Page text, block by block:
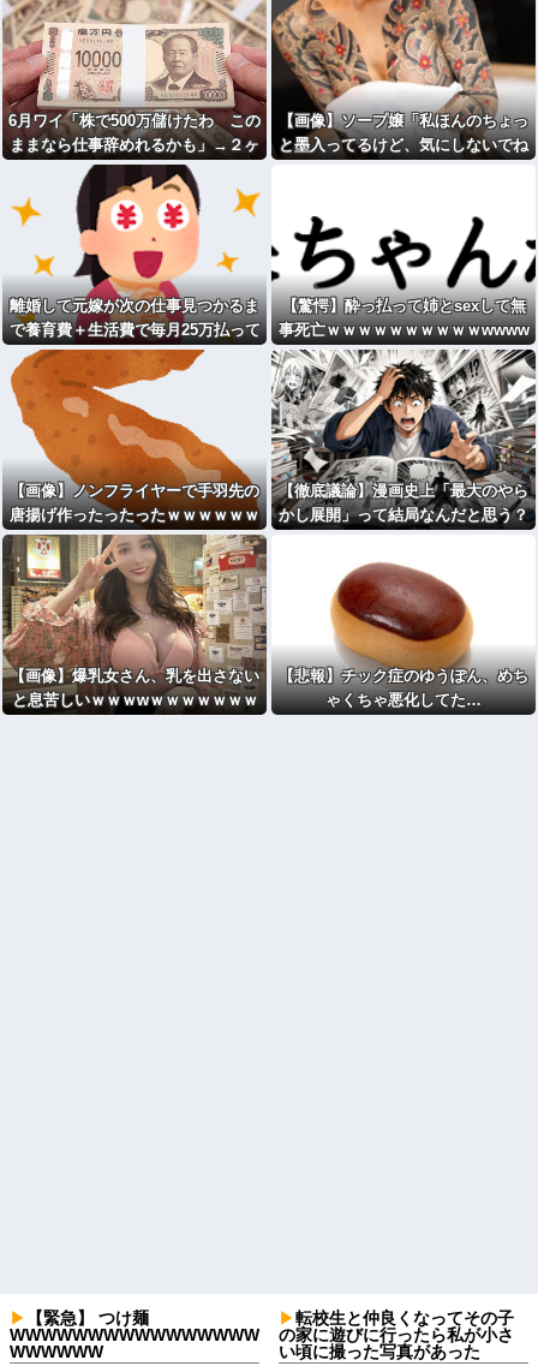
6月ワイ「株で500万儲けたわ この
ままなら仕事辞めれるかも」→２ヶ
月後...
【画像】ソープ嬢「私ほんのちょっ
と墨入ってるけど、気にしないでね
離婚して元嫁が次の仕事見つかるま
で養育費＋生活費で毎月25万払って
る
【驚愕】酔っ払って姉とsexして無
事死亡ｗｗｗｗｗｗｗｗｗｗwwww
【画像】ノンフライヤーで手羽先の
唐揚げ作ったったったｗｗｗｗｗｗ
ｗ
【徹底議論】漫画史上「最大のやら
かし展開」って結局なんだと思う？
【画像】爆乳女さん、乳を出さない
と息苦しいｗｗｗwｗｗｗｗｗｗｗ
【悲報】チック症のゆうぽん、めち
ゃくちゃ悪化してた…
【緊急】 つけ麺
WWWWWWWWWWWWWWWW
WWWWWW
転校生と仲良くなってその子
の家に遊びに行ったら私が小さ
い頃に撮った写真があった